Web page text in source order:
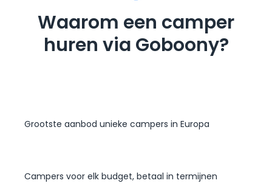
Waarom een camper
huren via Goboony?
Grootste aanbod unieke campers in Europa
Campers voor elk budget, betaal in termijnen